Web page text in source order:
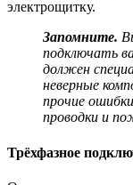
электрощитку.
Запомните.
подключать
должен
неверные
прочие
проводки и
Трёхфазное